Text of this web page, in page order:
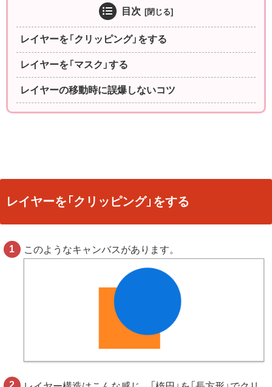
目次
レイヤーを「クリッピング」をする
レイヤーを「マスク」する
レイヤーの移動時に誤爆しないコツ
レイヤーを「クリッピング」をする
このようなキャンバスがあります。